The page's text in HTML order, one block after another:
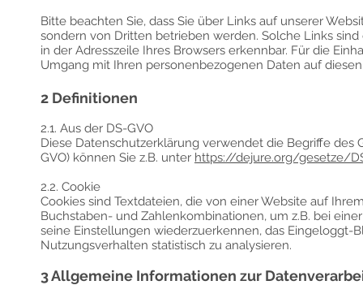
Bitte beachten Sie, dass Sie über Links auf unserer
sondern von Dritten betrieben werden. Solche Links
in der Adresszeile Ihres Browsers erkennbar. Für die
Umgang mit Ihren personenbezogenen Daten auf
2 Definitionen
2.1. Aus der DS-GVO
Diese Datenschutzerklärung verwendet die Begriffe des
GVO) können Sie z.B. unter https://dejure.org/gesetze/
2.2. Cookie
Cookies sind Textdateien, die von einer Website auf
Buchstaben- und Zahlenkombinationen, um z.B. bei
seine Einstellungen wiederzuerkennen, das
Nutzungsverhalten statistisch zu analysieren.
3 Allgemeine Informationen zur